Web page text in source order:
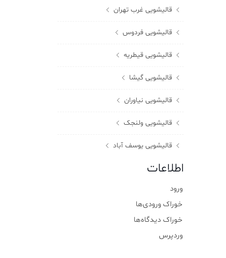
قالیشویی غرب تهران
قالیشویی فردوس
قالیشویی قیطریه
قالیشویی گیشا
قالیشویی نیاوران
قالیشویی ولنجک
قالیشویی یوسف آباد
اطلاعات
ورود
خوراک ورودی‌ها
خوراک دیدگاه‌ها
وردپرس